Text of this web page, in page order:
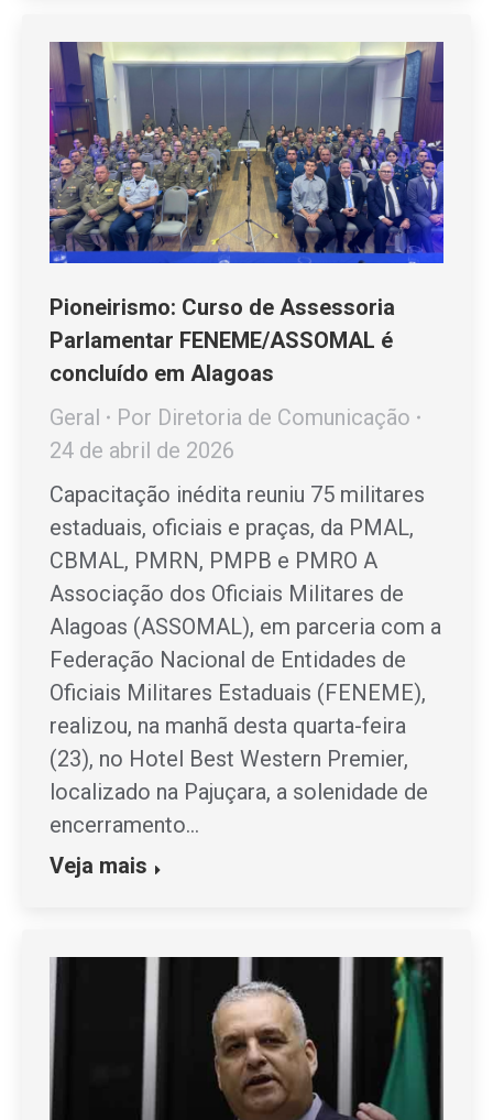
Pioneirismo: Curso de Assessoria
Parlamentar FENEME/ASSOMAL é
concluído em Alagoas
Geral
Por Diretoria de Comunicação
24 de abril de 2026
Capacitação inédita reuniu 75 militares
estaduais, oficiais e praças, da PMAL,
CBMAL, PMRN, PMPB e PMRO A
Associação dos Oficiais Militares de
Alagoas (ASSOMAL), em parceria com a
Federação Nacional de Entidades de
Oficiais Militares Estaduais (FENEME),
realizou, na manhã desta quarta-feira
(23), no Hotel Best Western Premier,
localizado na Pajuçara, a solenidade de
encerramento…
Veja mais